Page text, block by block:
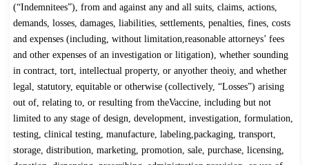
(“Indemnitees”), from and against any and all suits, claims, actions,
demands, losses, damages, liabilities, settlements, penalties, fines, costs
and expenses (including, without limitation,reasonable attorneys’ fees
and other expenses of an investigation or litigation), whether sounding
in contract, tort, intellectual property, or anyother theoiy, and whether
legal, statutory, equitable or otherwise (collectively, “Losses”) arising
out of, relating to, or resulting from theVaccine, including but not
limited to any stage of design, development, investigation, formulation,
testing, clinical testing, manufacture, labeling,packaging, transport,
storage, distribution, marketing, promotion, sale, purchase, licensing,